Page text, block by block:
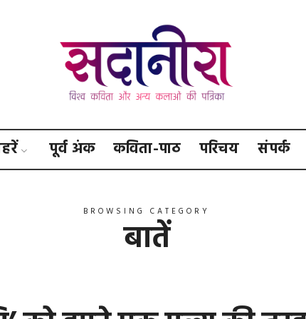
पूर्व अंक कविता-पाठ परिचय संपर्क
BROWSING CATEGORY
बातें